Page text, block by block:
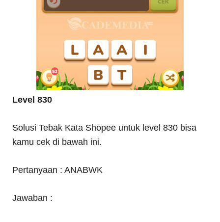
Level 830
Solusi Tebak Kata Shopee untuk level 830 bisa
kamu cek di bawah ini.
Pertanyaan : ANABWK
Jawaban :